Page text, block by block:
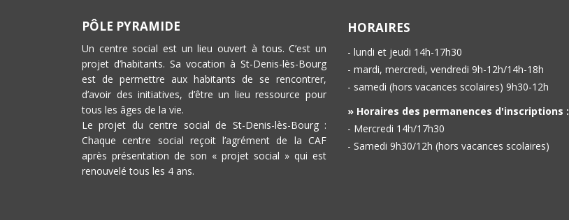
PÔLE PYRAMIDE
Un centre social est un lieu ouvert à tous. C’est un
projet d’habitants. Sa vocation à St-Denis-lès-Bourg
est de permettre aux habitants de se rencontrer,
d’avoir des initiatives, d’être un lieu ressource pour
tous les âges de la vie.
Le projet du centre social de St-Denis-lès-Bourg :
Chaque centre social reçoit l’agrément de la CAF
après présentation de son « projet social » qui est
renouvelé tous les 4 ans.
HORAIRES
- lundi et jeudi 14h-17h30
- mardi, mercredi, vendredi 9h-12h/14h-18h
- samedi (hors vacances scolaires) 9h30-12h
» Horaires des permanences d'inscriptions :
- Mercredi 14h/17h30
- Samedi 9h30/12h (hors vacances scolaires)